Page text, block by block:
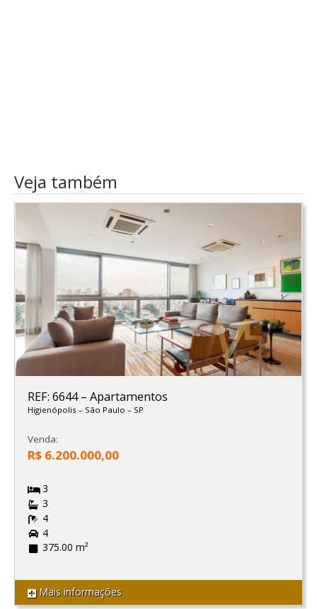
Veja também
REF: 6644– Apartamentos
Higienópolis – São Paulo – SP
Venda:
R$ 6.200.000,00
3
3
4
4
375.00 m²
Mais informações